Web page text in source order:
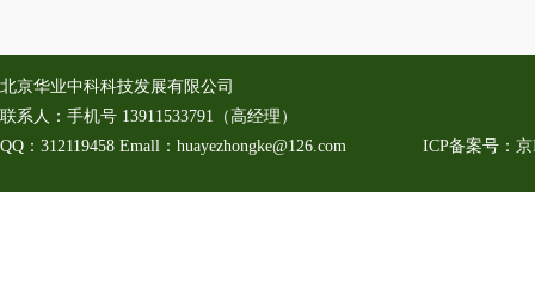
北京华业中科科技发展有限公司
联系人：手机号 13911533791 （高经理）
QQ：312119458 Emall：huayezhongke@126.com ICP备案号： 京